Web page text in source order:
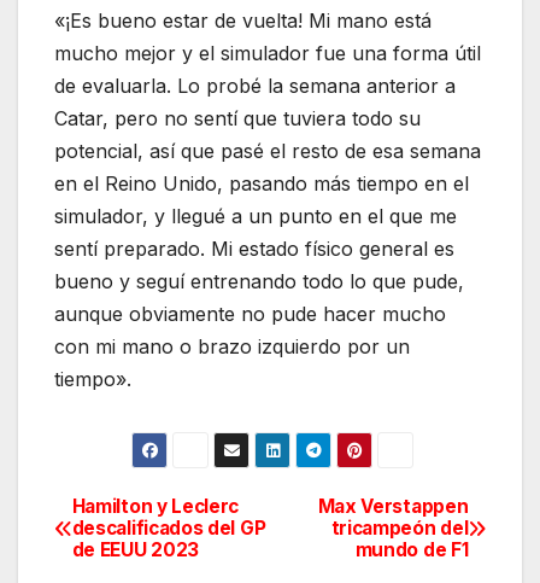
«¡Es bueno estar de vuelta! Mi mano está
mucho mejor y el simulador fue una forma útil
de evaluarla. Lo probé la semana anterior a
Catar, pero no sentí que tuviera todo su
potencial, así que pasé el resto de esa semana
en el Reino Unido, pasando más tiempo en el
simulador, y llegué a un punto en el que me
sentí preparado. Mi estado físico general es
bueno y seguí entrenando todo lo que pude,
aunque obviamente no pude hacer mucho
con mi mano o brazo izquierdo por un
tiempo».
Navegación
de
Max Verstappen
tricampeón del
mundo de F1
Hamilton y Leclerc
descalificados del GP
de EEUU 2023